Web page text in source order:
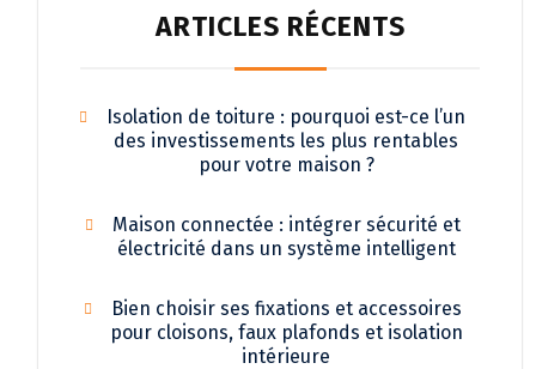
ARTICLES RÉCENTS
Isolation de toiture : pourquoi est-ce l’un
des investissements les plus rentables
pour votre maison ?
Maison connectée : intégrer sécurité et
électricité dans un système intelligent
Bien choisir ses fixations et accessoires
pour cloisons, faux plafonds et isolation
intérieure